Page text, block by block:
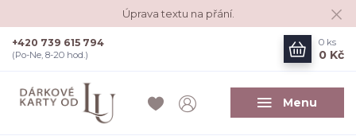
Úprava textu na přání.
Menu
+420 739 615 794
(Po-Ne, 8-20 hod.)
0 ks
0 Kč